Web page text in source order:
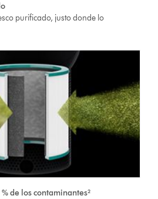
purificado, justo donde lo
de los contaminantes²